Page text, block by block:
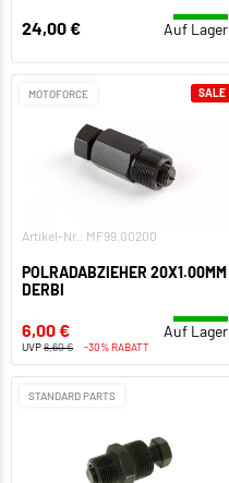
24,00 € Auf Lager
MOTOFORCE
Artikel-Nr.: MF99.00200
POLRADABZIEHER 20X1.00MM
DERBI
6,00 € Auf Lager
UVP8,60 € -30% RABATT
SALE
STANDARD PARTS